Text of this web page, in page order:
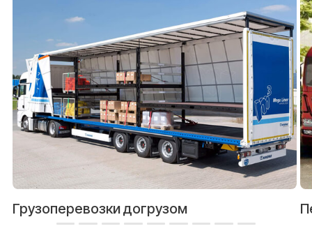
Грузоперевозки догрузом